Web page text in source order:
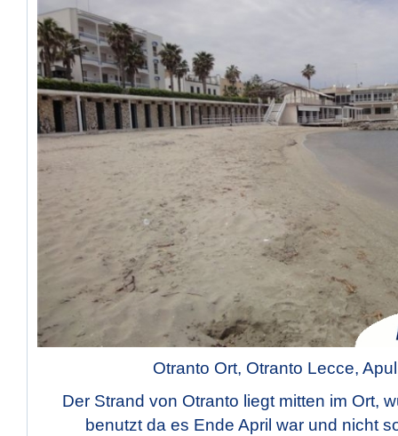
Otranto Ort, Otranto Lecce,
Der Strand von Otranto liegt mitten im Ort,
benutzt da es Ende April war und nicht